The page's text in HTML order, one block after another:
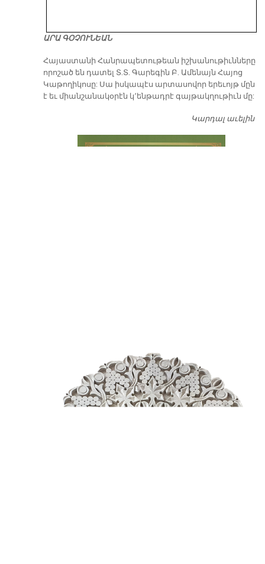
ԱՐԱ ԳՕՉՈՒՆԵԱՆ
​Հայաստանի Հանրապետութեան իշխանութիւնները
որոշած են դատել Տ.Տ. Գարեգին Բ. Ամենայն Հայոց
Կաթողիկոսը: Սա իսկապէս արտասովոր երեւոյթ մըն
է եւ միանշանակօրէն կ՚ենթադրէ գայթակղութիւն մը:
Կարդալ աւելին